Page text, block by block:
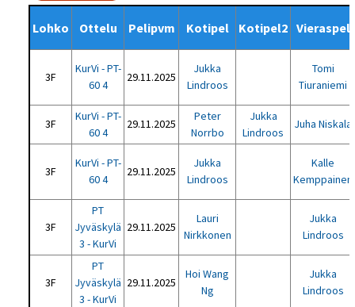
Lohko Ottelu Pelipvm Kotipel Kotipel2 Vieraspel
3F
KurVi - PT-
60 4
29.11.2025
Jukka
Lindroos
Tomi
Tiuraniemi
3F
KurVi - PT-
60 4
29.11.2025
Peter
Norrbo
Jukka
Lindroos
Juha Niskala
3F
KurVi - PT-
60 4
29.11.2025
Jukka
Lindroos
Kalle
Kemppainen
3F
PT
Jyväskylä
3 - KurVi
29.11.2025
Lauri
Nirkkonen
Jukka
Lindroos
3F
PT
Jyväskylä
3 - KurVi
29.11.2025
Hoi Wang
Ng
Jukka
Lindroos